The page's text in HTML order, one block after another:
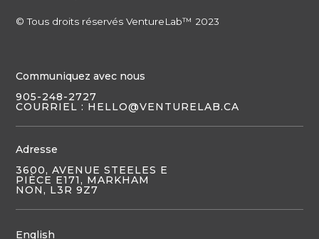
© Tous droits réservés VentureLab™ 2023
Communiquez avec nous
905-248-2727
COURRIEL : HELLO@VENTURELAB.CA
Adresse
3600, AVENUE STEELES E
PIÈCE E171, MARKHAM
NON, L3R 9Z7
English